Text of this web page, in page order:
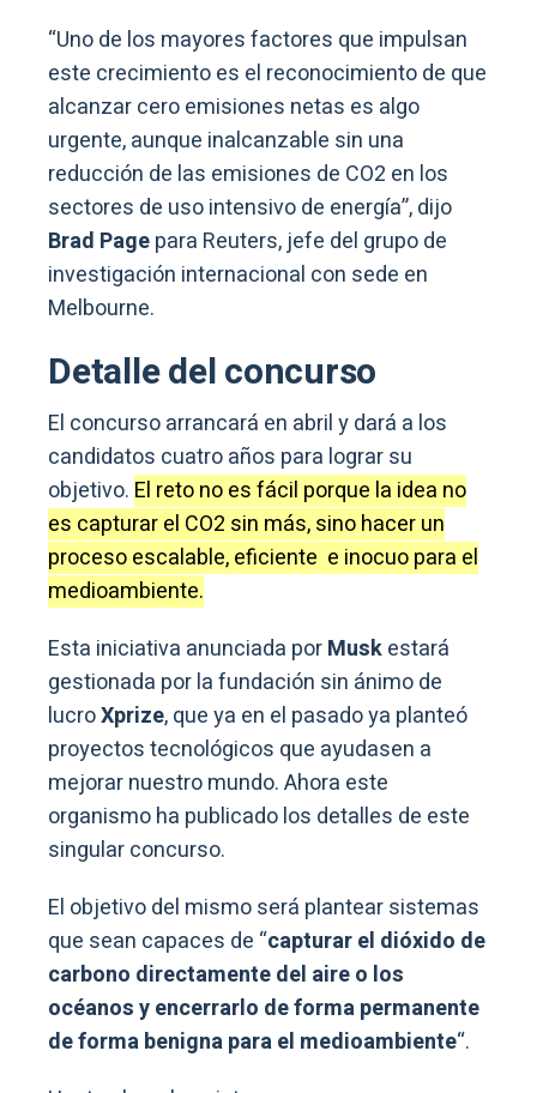
“Uno de los mayores factores que impulsan
este crecimiento es el reconocimiento de que
alcanzar cero emisiones netas es algo
urgente, aunque inalcanzable sin una
reducción de las emisiones de CO2 en los
sectores de uso intensivo de energía”, dijo
Brad Pagepara Reuters, jefe del grupo de
investigación internacional con sede en
Melbourne.
Detalle del concurso
El concurso arrancará en abril y dará a los
candidatos cuatro años para lograr su
objetivo. El reto no es fácil porque la idea no
es capturar el CO2 sin más, sino hacer un
proceso escalable, eficiente e inocuo para el
medioambiente.
Esta iniciativa anunciada porMuskestará
gestionada por la fundación sin ánimo de
lucroXprize, que ya en el pasado ya planteó
proyectos tecnológicos que ayudasen a
mejorar nuestro mundo. Ahora este
organismo ha publicado los detalles de este
singular concurso.
El objetivo del mismo será plantear sistemas
que sean capaces de “capturar el dióxido de
carbono directamente del aire o los
océanos y encerrarlo de forma permanente
de forma benigna para el medioambiente“.